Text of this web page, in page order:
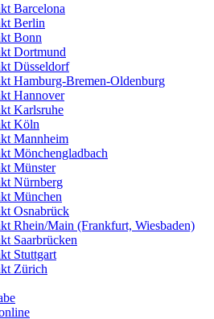
Barcelona
Berlin
Bonn
Dortmund
Düsseldorf
Hamburg-Bremen-Oldenburg
Hannover
Karlsruhe
Köln
Mannheim
Mönchengladbach
Münster
Nürnberg
München
Osnabrück
Rhein/Main (Frankfurt, Wiesbaden)
Saarbrücken
Stuttgart
Zürich